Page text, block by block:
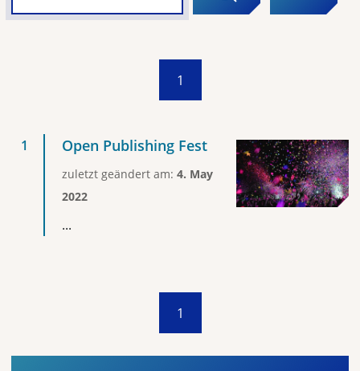
1
Open Publishing Fest
zuletzt geändert am: 4. May
2022
...
1